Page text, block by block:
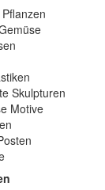
Skulpturen
Motive